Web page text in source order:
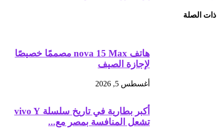
ذات الصلة
هاتف nova 15 Max مصممًا خصيصًا
لإجازة الصيف
أغسطس 5, 2026
أكبر بطارية في تاريخ سلسلة vivo Y
تشعل المنافسة بمصر مع...